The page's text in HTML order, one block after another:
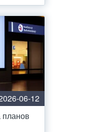
06-12